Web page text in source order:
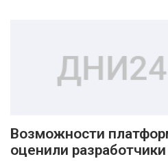
Возможности
оценили